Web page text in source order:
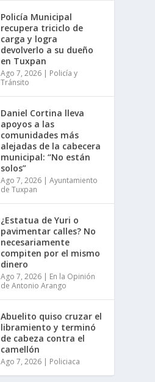
Policía Municipal
recupera triciclo de
carga y logra
devolverlo a su dueño
en Tuxpan
Ago 7, 2026| Policía y
Tránsito
Daniel Cortina lleva
apoyos a las
comunidades más
alejadas de la cabecera
municipal: “No están
solos”
Ago 7, 2026| Ayuntamiento
de Tuxpan
¿Estatua de Yuri o
pavimentar calles? No
necesariamente
compiten por el mismo
dinero
Ago 7, 2026| En la Opinión
de Antonio Arango
Abuelito quiso cruzar el
libramiento y terminó
de cabeza contra el
camellón
Ago 7, 2026| Policiaca